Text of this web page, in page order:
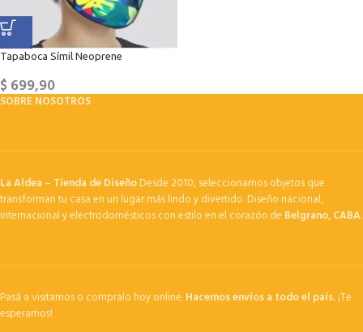
Tapaboca Símil Neoprene
$699,90
SOBRE NOSOTROS
La Aldea – Tienda de DiseñoDesde 2010, seleccionamos objetos que
transforman tu casa en un lugar más lindo y divertido. Diseño nacional,
internacional y electrodomésticos con estilo en el corazón de Belgrano, CABA.
Pasá a visitarnos o compralo hoy online.Hacemos envíos a todo el país.¡Te
esperamos!